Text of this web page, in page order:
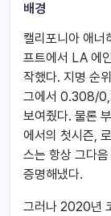
배경
캘리포니아 애너
프트에서 LA 에
작했다. 지명 순
그에서 0.308/
보여줬다. 물론
에서의 첫시즌,
스는 항상 그다
증명해냈다.
그러나 2020년